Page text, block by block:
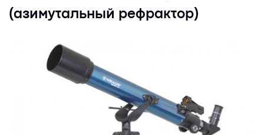
(азимутальный рефрактор)